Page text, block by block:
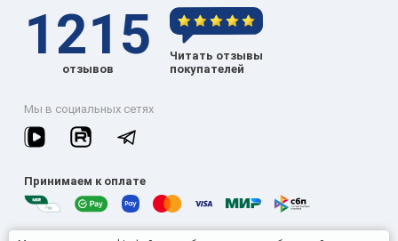
1215
отзывов
Читать отзывы
покупателей
Мы в социальных сетях
Принимаем к оплате